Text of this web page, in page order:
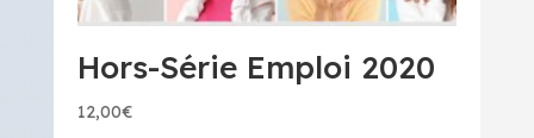
Hors-Série Emploi 2020
12,00€